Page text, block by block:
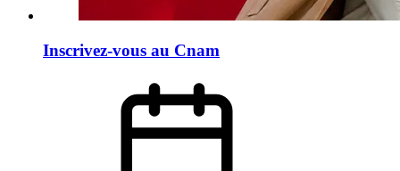
Inscrivez-vous au Cnam